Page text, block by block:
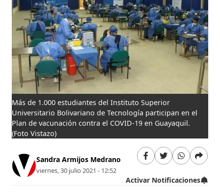
Más de 1.000 estudiantes del Instituto Superior
Universitario Bolivariano de Tecnología participan en el
Plan de vacunación contra el COVID-19 en Guayaquil.
(Foto Vistazo)
Sandra Armijos Medrano
viernes, 30 julio 2021 - 12:52
Activar Notificaciones